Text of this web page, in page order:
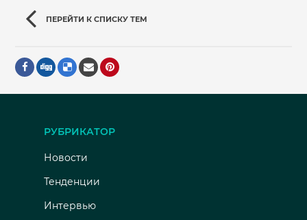
ПЕРЕЙТИ К СПИСКУ ТЕМ
РУБРИКАТОР
Новости
Тенденции
Интервью